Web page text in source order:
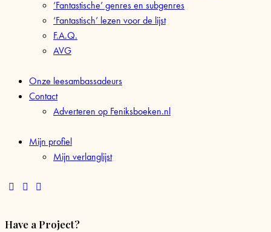
‘Fantastische’ genres en subgenres
‘Fantastisch’ lezen voor de lijst
F.A.Q.
AVG
Onze leesambassadeurs
Contact
Adverteren op Feniksboeken.nl
Mijn profiel
Mijn verlanglijst
facebook-
instagram
tik-
Have a Project?